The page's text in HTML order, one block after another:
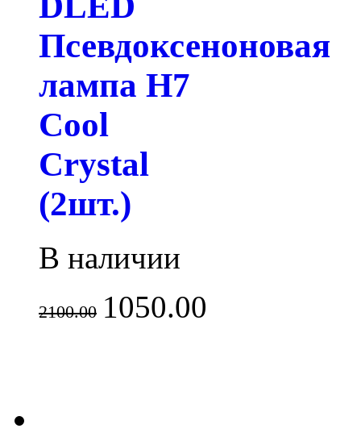
Псевдоксеноновая
лампа H7
Cool
Crystal
(2шт.)
В наличии
2100.00 1050.00